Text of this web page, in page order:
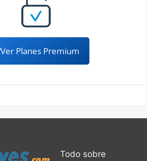
Ver Planes Premium
Todo sobre